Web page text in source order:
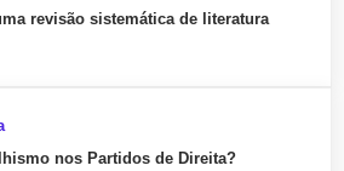
revisão sistemática de literatura
nos Partidos de Direita?